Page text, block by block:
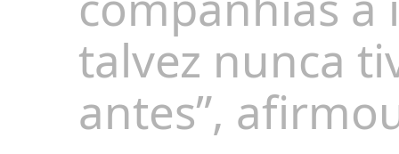
talvez nunca
antes”,